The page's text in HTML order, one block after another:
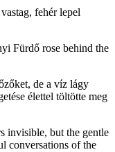
fehér lepel
Fürdő rose behind the
de a víz lágy
élettel töltötte meg
invisible, but the gentle
conversations of the